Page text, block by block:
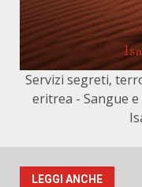
Servizi segreti,
eritrea - Sangue
LEGGI ANCHE